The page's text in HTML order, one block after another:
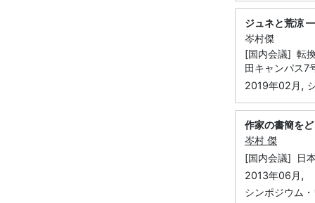
ジュネと荒涼
岑村傑
[国内会議] 転
田キャンパス7
2019年02月 ,
作家の書簡を
岑村 傑
[国内会議] 日
2013年06月 ,
シンポジウム